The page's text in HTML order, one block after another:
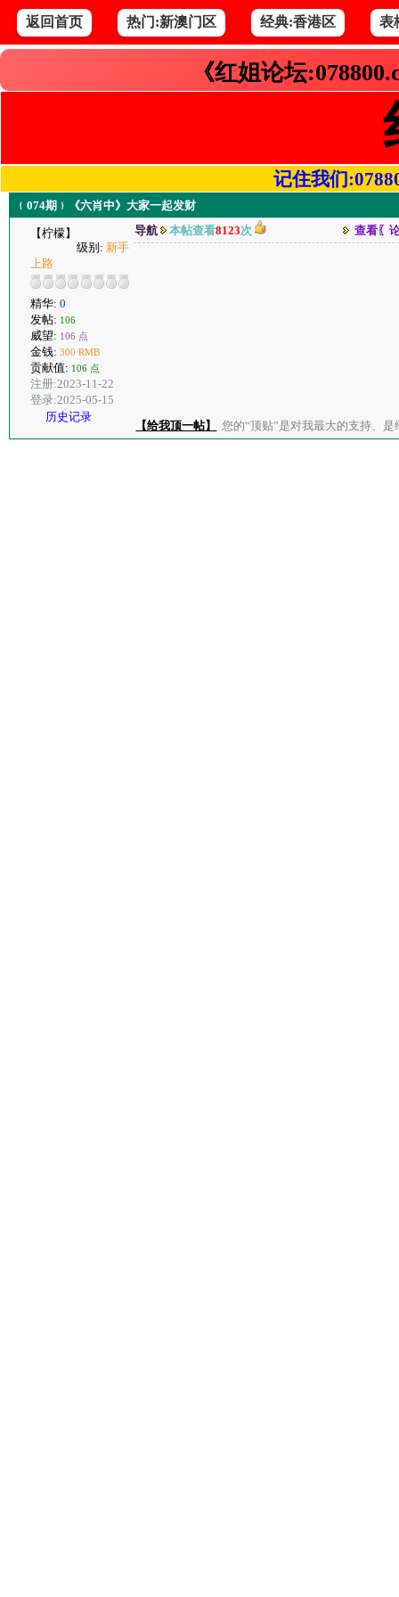
返回首页 热门:新澳门区 经典:香港区 表
《红姐论坛
记住我们
﹛074期﹜《六肖中》大家一起发财
【柠檬】
级别: 新手
上路
精华: 0
发帖: 106
威望: 106 点
金钱: 300 RMB
贡献值: 106 点
注册:2023-11-22
登录:2025-05-15
历史记录
导航 本帖查看8123次 查看〖
【给我顶一帖】 您的“顶贴”是对我最大的支持、